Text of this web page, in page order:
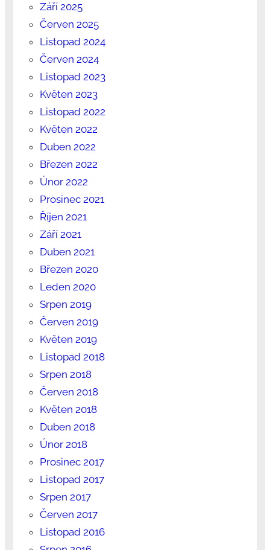
Září 2025
Červen 2025
Listopad 2024
Červen 2024
Listopad 2023
Květen 2023
Listopad 2022
Květen 2022
Duben 2022
Březen 2022
Únor 2022
Prosinec 2021
Říjen 2021
Září 2021
Duben 2021
Březen 2020
Leden 2020
Srpen 2019
Červen 2019
Květen 2019
Listopad 2018
Srpen 2018
Červen 2018
Květen 2018
Duben 2018
Únor 2018
Prosinec 2017
Listopad 2017
Srpen 2017
Červen 2017
Listopad 2016